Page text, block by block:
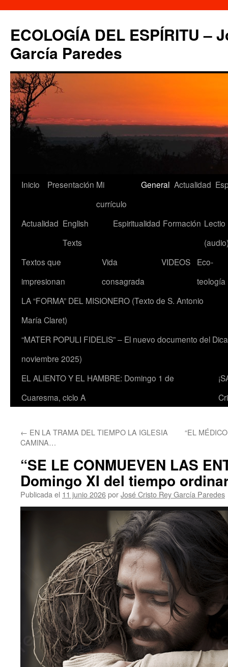
contenido
ECOLOGÍA DEL ESPÍRITU –
García Paredes
Inicio Presentación Mi
currículo
General Actualidad
Actualidad English
Texts
Espiritualidad Formación Lectio
Textos que
impresionan
Vida
consagrada
VIDEOS
Eco-
teología
LA “FORMA” DEL MISIONERO (Texto de S. Antonio
María Claret)
“MATER POPULI FIDELIS” – El nuevo documento del
noviembre 2025)
EL ALIENTO Y EL HAMBRE: Domingo 1 de
Cuaresma, ciclo A
← EN LA TRAMA DEL TIEMPO LA IGLESIA
CAMINA…
“EL
“SE LE CONMUEVEN LAS
Domingo XI del tiempo
Publicada el 11 junio 2026porJosé Cristo Rey García Paredes